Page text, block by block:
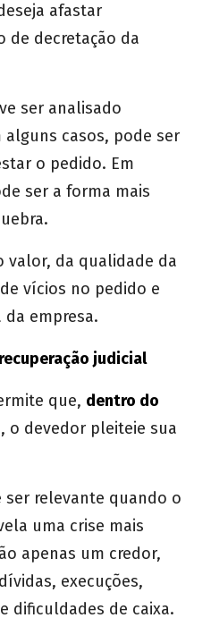
afastar
de decretação da
ser analisado
alguns casos, pode ser
o pedido. Em
ser a forma mais
valor, da qualidade da
vícios no pedido e
da empresa.
judicial
que, dentro do
, o devedor pleiteie sua
ser relevante quando o
uma crise mais
apenas um credor,
execuções,
dificuldades de caixa.